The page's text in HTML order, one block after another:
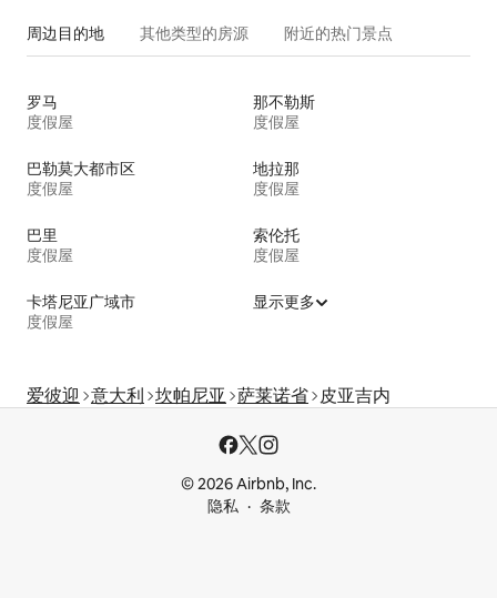
周边目的地 其他类型的房源 附近的热门景点
罗马
度假屋
那不勒斯
度假屋
巴勒莫大都市区
度假屋
地拉那
度假屋
巴里
度假屋
索伦托
度假屋
卡塔尼亚广域市
度假屋
显示更多
爱彼迎 意大利 坎帕尼亚 萨莱诺省 皮亚吉内
© 2026 Airbnb, Inc.
隐私
条款